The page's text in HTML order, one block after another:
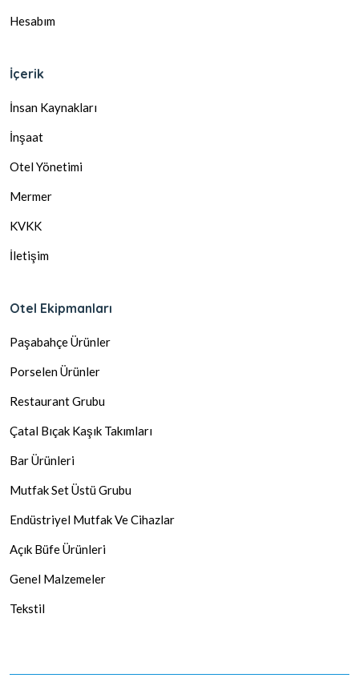
Hesabım
İçerik
İnsan Kaynakları
İnşaat
Otel Yönetimi
Mermer
KVKK
İletişim
Otel Ekipmanları
Paşabahçe Ürünler
Porselen Ürünler
Restaurant Grubu
Çatal Bıçak Kaşık Takımları
Bar Ürünleri
Mutfak Set Üstü Grubu
Endüstriyel Mutfak Ve Cihazlar
Açık Büfe Ürünleri
Genel Malzemeler
Tekstil